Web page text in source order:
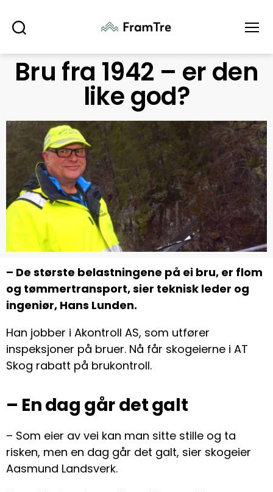
Bru fra 1942 – er den
like god?
– De største belastningene på ei bru, er flom
og tømmertransport, sier teknisk leder og
ingeniør, Hans Lunden.
Han jobber i Akontroll AS, som utfører
inspeksjoner på bruer. Nå får skogeierne i AT
Skog rabatt på brukontroll.
– En dag går det galt
– Som eier av vei kan man sitte stille og ta
risken, men en dag går det galt, sier skogeier
Aasmund Landsverk.